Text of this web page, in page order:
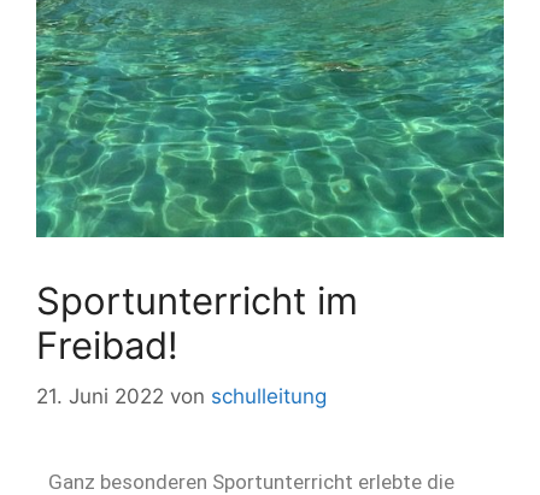
Sportunterricht im
Freibad!
21. Juni 2022 von schulleitung
Ganz besonderen Sportunterricht erlebte die